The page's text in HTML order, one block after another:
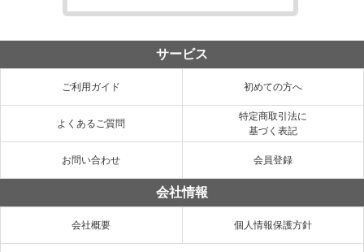
サービス
ご利用ガイド 初めての方へ
よくあるご質問
特定商取引法に
基づく表記
お問い合わせ 会員登録
会社情報
会社概要 個人情報保護方針